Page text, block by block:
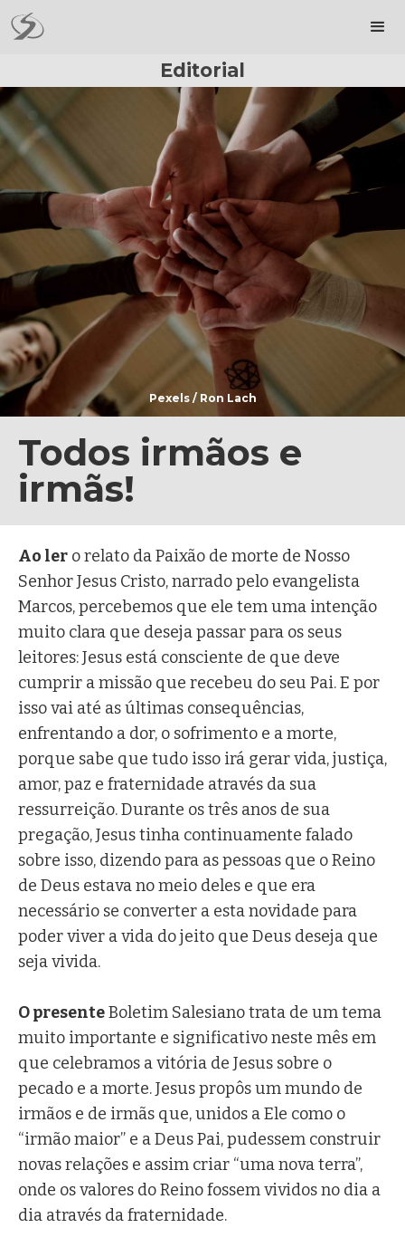
Editorial
Pexels / Ron Lach
Todos irmãos e
irmãs!
Ao ler o relato da Paixão de morte de Nosso
Senhor Jesus Cristo, narrado pelo evangelista
Marcos, percebemos que ele tem uma intenção
muito clara que deseja passar para os seus
leitores: Jesus está consciente de que deve
cumprir a missão que recebeu do seu Pai. E por
isso vai até as últimas consequências,
enfrentando a dor, o sofrimento e a morte,
porque sabe que tudo isso irá gerar vida, justiça,
amor, paz e fraternidade através da sua
ressurreição. Durante os três anos de sua
pregação, Jesus tinha continuamente falado
sobre isso, dizendo para as pessoas que o Reino
de Deus estava no meio deles e que era
necessário se converter a esta novidade para
poder viver a vida do jeito que Deus deseja que
seja vivida.
O presenteBoletim Salesiano trata de um tema
muito importante e significativo neste mês em
que celebramos a vitória de Jesus sobre o
pecado e a morte. Jesus propôs um mundo de
irmãos e de irmãs que, unidos a Ele como o
“irmão maior” e a Deus Pai, pudessem construir
novas relações e assim criar “uma nova terra”,
onde os valores do Reino fossem vividos no dia a
dia através da fraternidade.